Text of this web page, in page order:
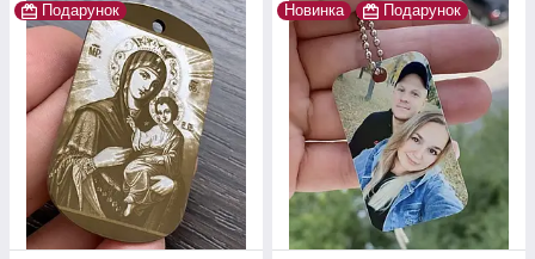
Подарунок Новинка Подарунок